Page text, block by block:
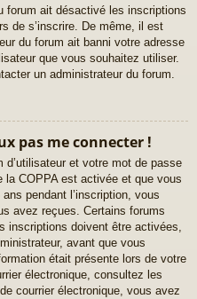
forum ait désactivé les inscriptions
de s’inscrire. De même, il est
du forum ait banni votre adresse
que vous souhaitez utiliser.
un administrateur du forum.
pas me connecter !
et votre mot de passe
COPPA est activée et que vous
pendant l’inscription, vous
avez reçues. Certains forums
inscriptions doivent être activées,
avant que vous
était présente lors de votre
électronique, consultez les
courrier électronique, vous avez